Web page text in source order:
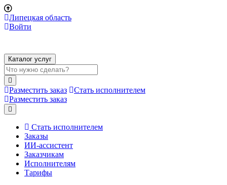
Липецкая область
Войти
Каталог услуг
Разместить заказ
Стать исполнителем
Разместить заказ
Стать исполнителем
Заказы
ИИ-ассистент
Заказчикам
Исполнителям
Тарифы